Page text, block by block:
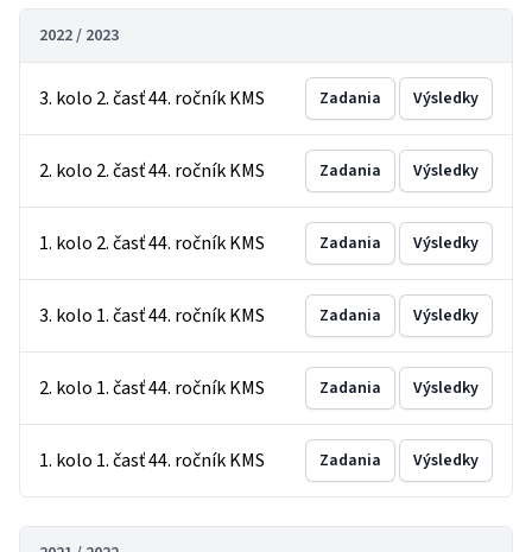
2022 / 2023
3. kolo 2. časť 44. ročník KMS Zadania Výsledky
2. kolo 2. časť 44. ročník KMS Zadania Výsledky
1. kolo 2. časť 44. ročník KMS Zadania Výsledky
3. kolo 1. časť 44. ročník KMS Zadania Výsledky
2. kolo 1. časť 44. ročník KMS Zadania Výsledky
1. kolo 1. časť 44. ročník KMS Zadania Výsledky